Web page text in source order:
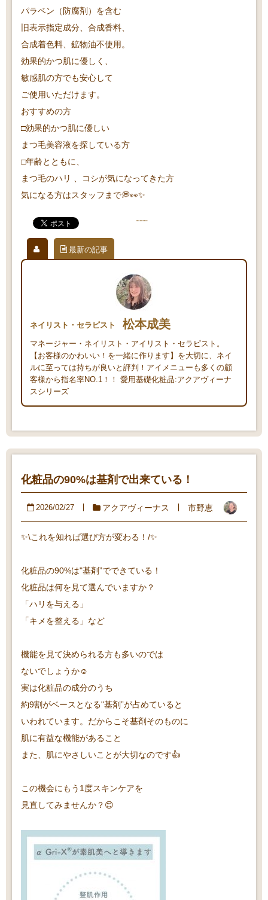
パラベン（防腐剤）を含む
旧表示指定成分、合成香料、
合成着色料、鉱物油不使用。
効果的かつ肌に優しく、
敏感肌の方でも安心して
ご使用いただけます。
おすすめの方
□効果的かつ肌に優しい
まつ毛美容液を探している方
□年齢とともに、
まつ毛のハリ 、コシが気になってきた方
気になる方はスタッフまで💭👀✨
最新の記事
ネイリスト・セラピスト 松本成美
マネージャー・ネイリスト・アイリスト・セラピスト。
【お客様のかわいい！を一緒に作ります】を大切に、ネイ
ルに至っては持ちが良いと評判！アイメニューも多くの顧
客様から指名率NO.1！！ 愛用基礎化粧品:アクアヴィーナ
スシリーズ
化粧品の90%は基剤で出来ている！
2026/02/27 アクアヴィーナス 市野恵
✨\これを知れば選び方が変わる！/✨
化粧品の90%は"基剤”でできている！
化粧品は何を見て選んでいますか？
「ハリを与える」
「キメを整える」など
機能を見て決められる方も多いのでは
ないでしょうか☺️
実は化粧品の成分のうち
約9割がベースとなる"基剤”が占めていると
いわれています。 だからこそ基剤そのものに
肌に有益な機能があること
また、肌にやさしいことが大切なのです👍
この機会にもう1度スキンケアを
見直してみませんか？😊